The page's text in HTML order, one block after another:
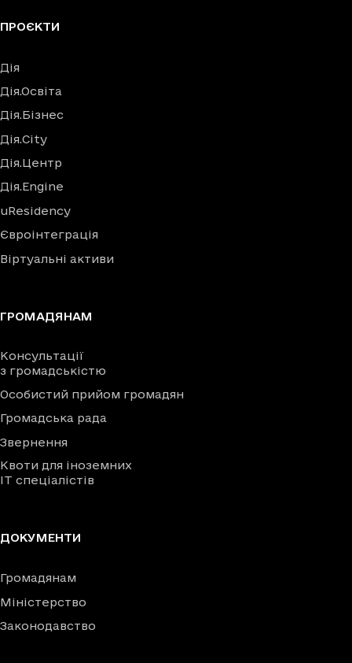
ПРОЄКТИ
Дія
Дія.Освіта
Дія.Бізнес
Дія.City
Дія.Центр
Дія.Engine
uResidency
Євроінтеграція
Віртуальні активи
ГРОМАДЯНАМ
Консультації
з громадськістю
Особистий прийом громадян
Громадська рада
Звернення
Квоти для іноземних
IT спеціалістів
ДОКУМЕНТИ
Громадянам
Міністерство
Законодавство